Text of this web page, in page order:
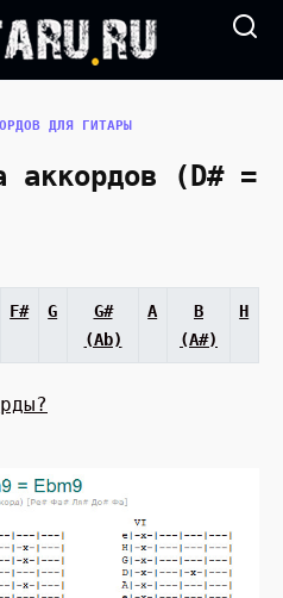
ДЛЯ ГИТАРЫ
аккордов (D# =
F# G
G#
(Ab)
A
B
(A#)
H